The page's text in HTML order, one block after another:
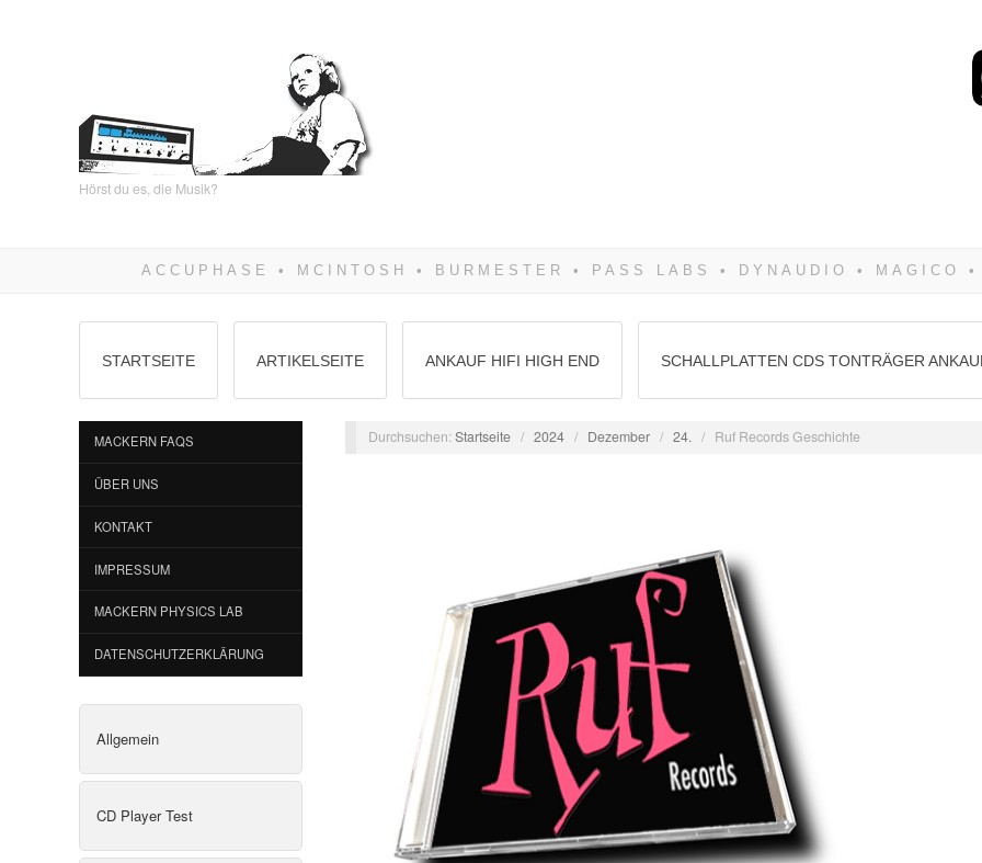
Hörst du es, die Musik?
STARTSEITE ARTIKELSEITE ANKAUF HIFI HIGH END SCHALLPLATTEN CDS TONTRÄGER
MACKERN FAQS
ÜBER UNS
KONTAKT
IMPRESSUM
MACKERN PHYSICS LAB
DATENSCHUTZERKLÄRUNG
Allgemein
CD Player Test
Durchsuchen:Startseite / 2024 / Dezember / 24. / Ruf Records Geschichte